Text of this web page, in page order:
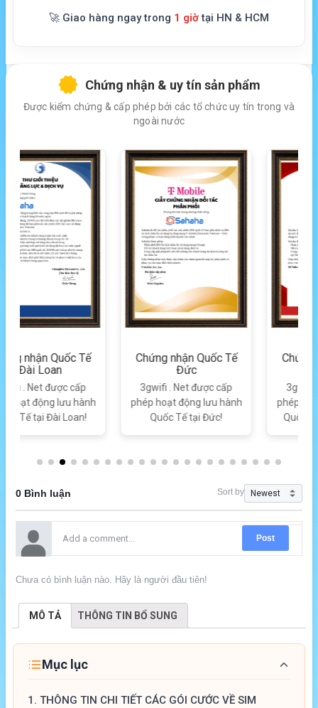
🚀 Giao hàng ngay trong 1 giờtại HN & HCM
Chứng nhận & uy tín sản phẩm
Được kiểm chứng & cấp phép bởi các tổ chức uy tín trong và
ngoài nước
Chứng nhận Quốc Tế
3gwifi . Net được cấp
phép hoạt động lưu hành
Quốc Tế tại Đức!
Chứng nhận Quốc Tế
3gwifi . Net được cấp
phép hoạt động lưu hành
Quốc Tế tại Hàn Quốc!
0 Bình luận Sort by
Post
Chưa có bình luận nào. Hãy là người đầu tiên!
MÔ TẢ THÔNG TIN BỔ SUNG
Mục lục
1. THÔNG TIN CHI TIẾT CÁC GÓI CƯỚC VỀ SIM